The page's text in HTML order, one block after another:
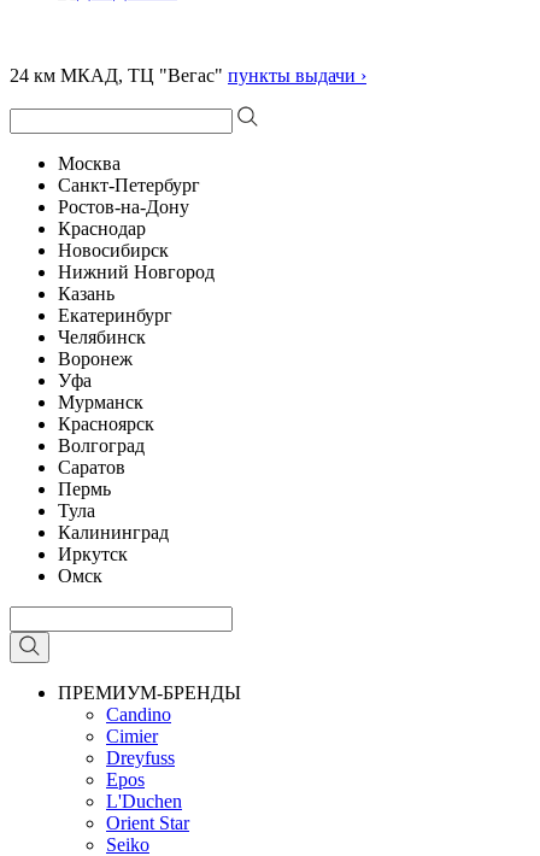
24 км МКАД, ТЦ "Вегас" пункты выдачи ›
Москва
Санкт-Петербург
Ростов-на-Дону
Краснодар
Новосибирск
Нижний Новгород
Казань
Екатеринбург
Челябинск
Воронеж
Уфа
Мурманск
Красноярск
Волгоград
Саратов
Пермь
Тула
Калининград
Иркутск
Омск
ПРЕМИУМ-БРЕНДЫ
Candino
Cimier
Dreyfuss
Epos
L'Duchen
Orient Star
Seiko